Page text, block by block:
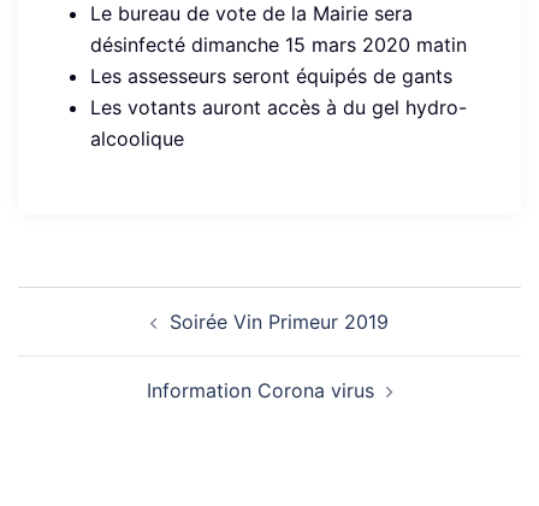
Le bureau de vote de la Mairie sera
désinfecté dimanche 15 mars 2020 matin
Les assesseurs seront équipés de gants
Les votants auront accès à du gel hydro-
alcoolique
Soirée Vin Primeur 2019
Information Corona virus